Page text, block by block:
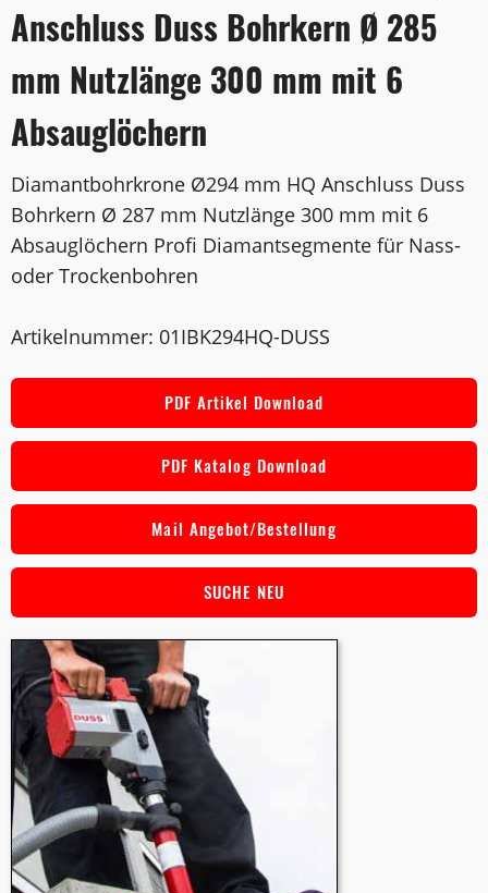
Anschluss Duss Bohrkern Ø 285
mm Nutzlänge 300 mm mit 6
Absauglöchern
Diamantbohrkrone Ø294 mm HQ Anschluss Duss
Bohrkern Ø 287 mm Nutzlänge 300 mm mit 6
Absauglöchern Profi Diamantsegmente für Nass-
oder Trockenbohren
Artikelnummer: 01IBK294HQ-DUSS
PDF Artikel Download
PDF Katalog Download
Mail Angebot/Bestellung
SUCHE NEU